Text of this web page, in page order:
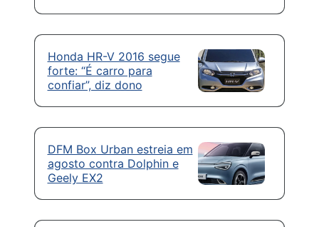
Honda HR-V 2016 segue
forte: “É carro para
confiar”, diz dono
DFM Box Urban estreia em
agosto contra Dolphin e
Geely EX2